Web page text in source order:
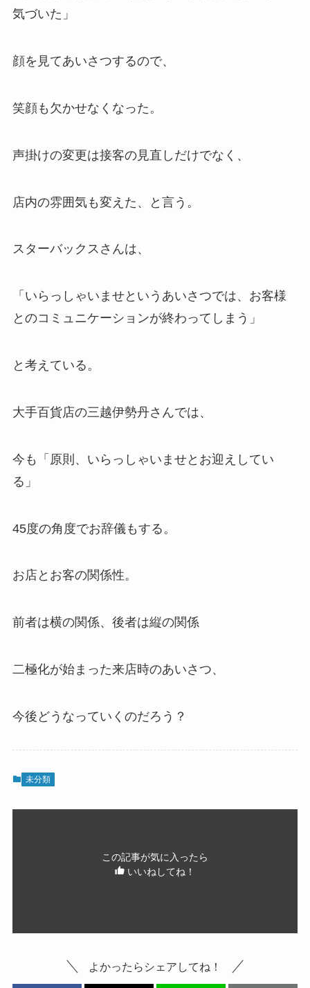
気づいた」
顔を見てあいさつするので、
笑顔も欠かせなくなった。
声掛けの変更は接客の見直しだけでなく、
店内の雰囲気も変えた、と言う。
スターバックスさんは、
「いらっしゃいませというあいさつでは、お客様
とのコミュニケーションが終わってしまう」
と考えている。
大手百貨店の三越伊勢丹さんでは、
今も「原則、いらっしゃいませとお迎えしてい
る」
45度の角度でお辞儀もする。
お店とお客の関係性。
前者は横の関係、後者は縦の関係
二極化が始まった来店時のあいさつ、
今後どうなっていくのだろう？
未分類
この記事が気に入ったら
いいねしてね！
よかったらシェアしてね！